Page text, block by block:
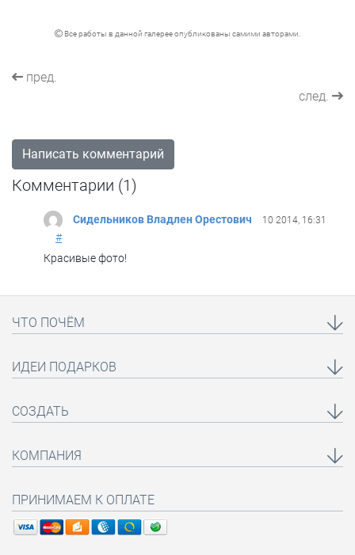
Все работы в данной галерее опубликованы самими авторами.
пред.
след.
Написать комментарий
Комментарии (1)
Сидельников Владлен Орестович 10 2014, 16:31
#
Красивые фото!
ЧТО ПОЧЁМ
ИДЕИ ПОДАРКОВ
СОЗДАТЬ
КОМПАНИЯ
ПРИНИМАЕМ К ОПЛАТЕ